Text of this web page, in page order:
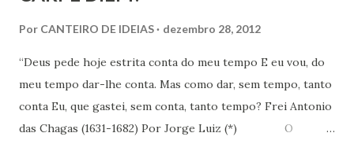
Por CANTEIRO DE IDEIAS dezembro 28, 2012
“Deus pede hoje estrita conta do meu tempo E eu vou, do
meu tempo dar-lhe conta. Mas como dar, sem tempo, tanto
conta Eu, que gastei, sem conta, tanto tempo? Frei Antonio
das Chagas (1631-1682) Por Jorge Luiz (*) O